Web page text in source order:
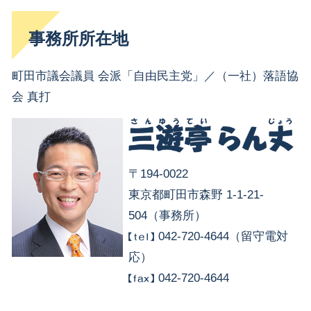
事務所所在地
町田市議会議員 会派「自由民主党」／（一社）落語協
会 真打
〒194-0022
東京都町田市森野 1-1-21-
504（事務所）
042-720-4644（留守電対
応）
042-720-4644